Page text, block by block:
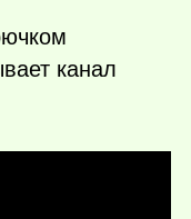
канал